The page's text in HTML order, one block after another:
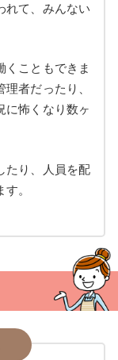
れて、みんない
くこともできま
者だったり、
に怖くなり数ヶ
たり、人員を配
。